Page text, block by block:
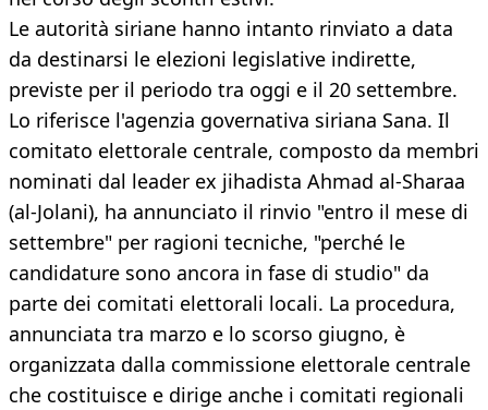
Le autorità siriane hanno intanto rinviato a data
da destinarsi le elezioni legislative indirette,
previste per il periodo tra oggi e il 20 settembre.
Lo riferisce l'agenzia governativa siriana Sana. Il
comitato elettorale centrale, composto da membri
nominati dal leader ex jihadista Ahmad al-Sharaa
(al-Jolani), ha annunciato il rinvio "entro il mese di
settembre" per ragioni tecniche, "perché le
candidature sono ancora in fase di studio" da
parte dei comitati elettorali locali. La procedura,
annunciata tra marzo e lo scorso giugno, è
organizzata dalla commissione elettorale centrale
che costituisce e dirige anche i comitati regionali